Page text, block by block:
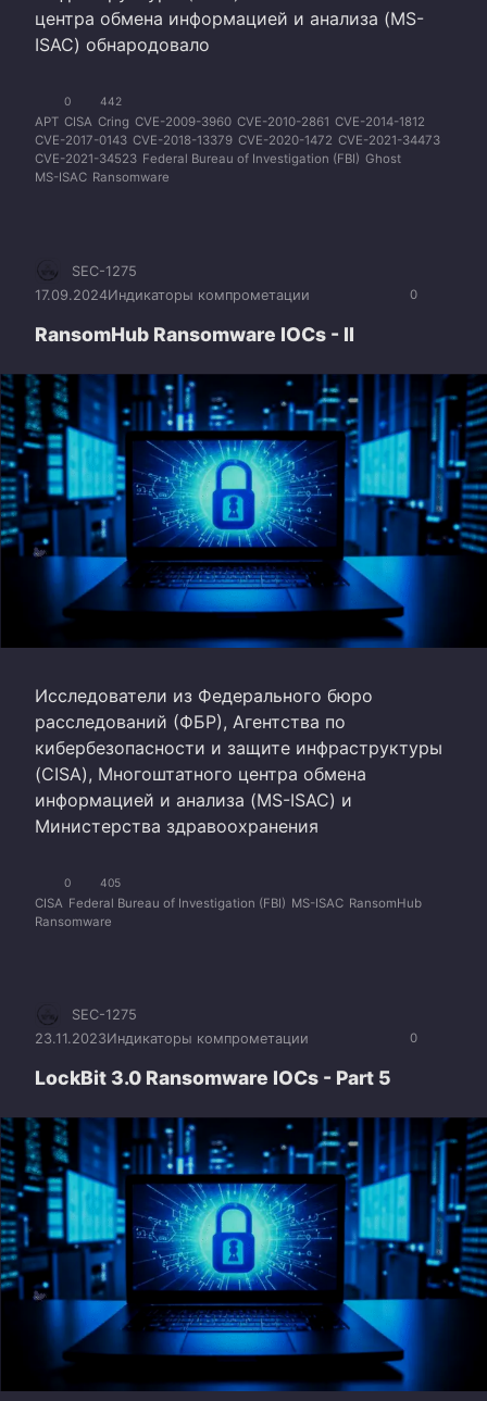
центра обмена информацией и анализа (MS-
ISAC) обнародовало
0 442
APT CISA Cring CVE-2009-3960 CVE-2010-2861 CVE-2014-1812
CVE-2017-0143 CVE-2018-13379 CVE-2020-1472 CVE-2021-34473
CVE-2021-34523 Federal Bureau of Investigation (FBI) Ghost
MS-ISAC Ransomware
0
SEC-1275
17.09.2024Индикаторы компрометации
RansomHub Ransomware IOCs - II
Исследователи из Федерального бюро
расследований (ФБР), Агентства по
кибербезопасности и защите инфраструктуры
(CISA), Многоштатного центра обмена
информацией и анализа (MS-ISAC) и
Министерства здравоохранения
0 405
CISA Federal Bureau of Investigation (FBI) MS-ISAC RansomHub
Ransomware
0
SEC-1275
23.11.2023Индикаторы компрометации
LockBit 3.0 Ransomware IOCs - Part 5